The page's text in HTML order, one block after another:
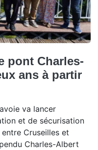
pont Charles-
ans à partir
va lancer
et de sécurisation
Cruseilles et
Charles-Albert